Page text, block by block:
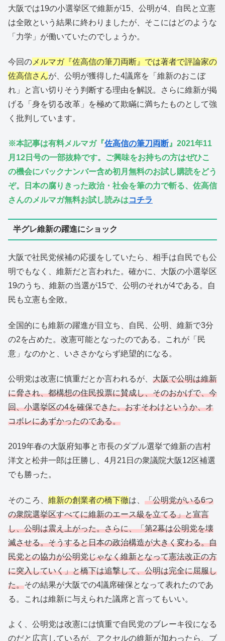
大阪では19の小選挙区で維新が15、公明が4、自民と立憲
は全敗という結果に終わりましたが、そこにはどのような
「力学」が働いていたのでしょうか。
今回の メルマガ『佐高信の筆刀両断』では著者で評論家の
佐高信さんが、公明が獲得した4議席を「維新のおこぼ
れ」と言い切りそう判断する理由を解説。さらに維新が掲
げる「身を切る改革」を極めて欺瞞に満ちたものとして強
く批判しています。
※本記事は有料メルマガ『佐高信の筆刀両断』2021年11
月12日号の一部抜粋です。ご興味をお持ちの方はぜひこ
の機会にバックナンバー含め初月無料のお試し購読をどう
ぞ。
日本の腐りきった政治・社会を筆の力で斬る、佐高信
さんのメルマガ無料お試し読みはコチラ
半グレ維新の躍進にショック
大阪で社民党候補の応援をしていたら、相手は自民でも公
明でもなく、維新だと言われた。確かに、大阪の小選挙区
19のうち、維新の当選が15で、公明のそれが4である。自
民も立憲も全敗。
全国的にも維新の躍進が目立ち、自民、公明、維新で3分
の2を占めた。改憲可能となったのである。これが「民
意」なのかと、いささかならず絶望的になる。
公明党は改憲に慎重だとか言われるが、 大阪で公明は維新
に脅され、都構想の住民投票に賛成し、そのおかげで、今
回、小選挙区の4を確保できた。おすそわけというか、オ
コボレにあずかったのである。
2019年春の大阪府知事と市長のダブル選挙で維新の吉村
洋文と松井一郎は圧勝し、4月21日の衆議院大阪12区補選
でも勝った。
そのころ、 維新の創業者の橋下徹は、 「公明党がいる6つ
の衆院選挙区すべてに維新のエース級を立てる」と宣言
し、公明は震え上がった。さらに、「第2幕は公明党を壊
滅させる。そうすると日本の政治構造が大きく変わる。自
民党との協力が公明党じゃなく維新となって憲法改正の方
に突入していく」と橋下は追撃して、公明は完全に屈服し
た。その結果が大阪での4議席確保となって表れたのであ
る。これは維新に与えられた議席と言ってもいい。
よく、公明党は改憲には慎重で自民党のブレーキ役になる
のだと広言しているが、アクセルの維新が加わったら、ブ